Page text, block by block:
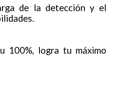
de la detección y el
100%, logra tu máximo